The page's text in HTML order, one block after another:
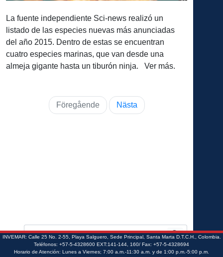
La fuente independiente Sci-news realizó un
listado de las especies nuevas más anunciadas
del año 2015. Dentro de estas se encuentran
cuatro especies marinas, que van desde una
almeja gigante hasta un tiburón ninja. Ver más.
Föregående Nästa
INVEMAR: Calle 25 No. 2-55, Playa Salguero, Sede Principal, Santa Marta D.T.C.H., Colombia.
Teléfonos: +57-5-4328600 EXT:141-144, 160/ Fax: +57-5-4328694
Horario de Atención: Lunes a Viernes; 7:00 a.m.-11:30 a.m. y de 1:00 p.m.-5:00 p.m.